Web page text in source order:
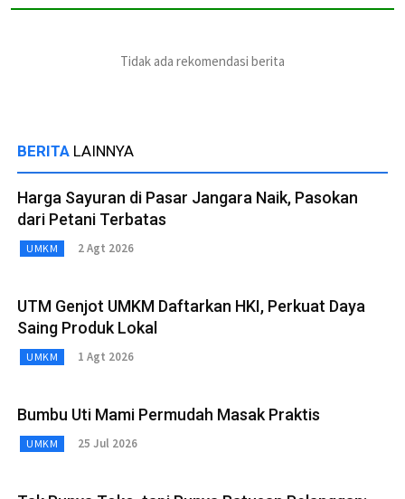
Tidak ada rekomendasi berita
BERITA LAINNYA
Harga Sayuran di Pasar Jangara Naik, Pasokan
dari Petani Terbatas
UMKM 2 Agt 2026
UTM Genjot UMKM Daftarkan HKI, Perkuat Daya
Saing Produk Lokal
UMKM 1 Agt 2026
Bumbu Uti Mami Permudah Masak Praktis
UMKM 25 Jul 2026